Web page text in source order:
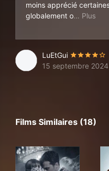
moins apprécié
globalement o
n
LuEtGui
15 septembre 2024
Films Similaires (18)